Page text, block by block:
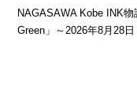
NAGASAWA Kobe INK
Green」～2026年8月28